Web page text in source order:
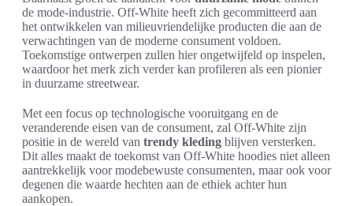
de mode-industrie. Off-White heeft zich gecommitteerd aan
het ontwikkelen van milieuvriendelijke producten die aan de
verwachtingen van de moderne consument voldoen.
Toekomstige ontwerpen zullen hier ongetwijfeld op inspelen,
waardoor het merk zich verder kan profileren als een pionier
in duurzame streetwear.
Met een focus op technologische vooruitgang en de
veranderende eisen van de consument, zal Off-White zijn
positie in de wereld van trendy kleding blijven versterken.
Dit alles maakt de toekomst van Off-White hoodies niet alleen
aantrekkelijk voor modebewuste consumenten, maar ook voor
degenen die waarde hechten aan de ethiek achter hun
aankopen.